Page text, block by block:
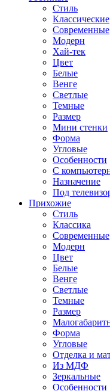
Стиль
Классические
Современные
Модерн
Хай-тек
Цвет
Белые
Венге
Светлые
Темные
Размер
Мини стенки
Форма
Угловые
Особенности
С
Назначение
Под
Прихожие
Стиль
Классика
Современные
Модерн
Цвет
Белые
Венге
Светлые
Темные
Размер
Форма
Угловые
Отделка и
Из МДФ
Зеркальные
Особенности